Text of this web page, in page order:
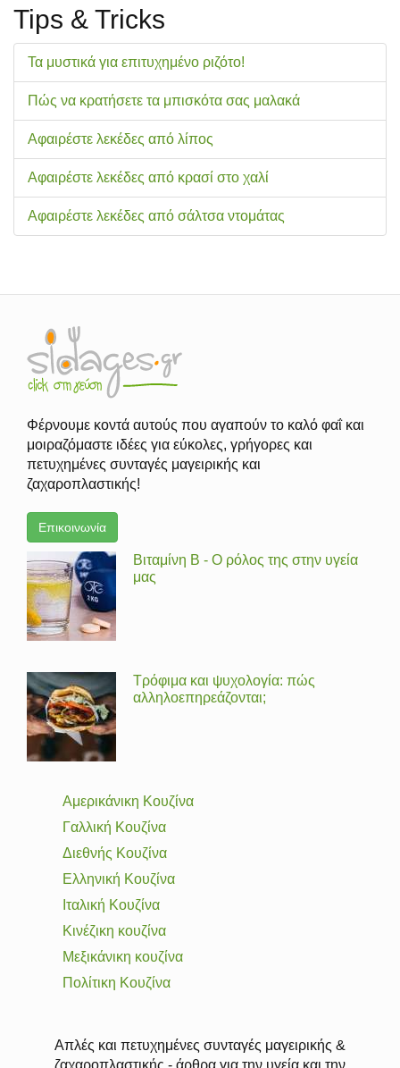
Tips & Tricks
Τα μυστικά για επιτυχημένο ριζότο!
Πώς να κρατήσετε τα μπισκότα σας μαλακά
Αφαιρέστε λεκέδες από λίπος
Αφαιρέστε λεκέδες από κρασί στο χαλί
Αφαιρέστε λεκέδες από σάλτσα ντομάτας
Φέρνουμε κοντά αυτούς που αγαπούν το καλό φαΐ και
μοιραζόμαστε ιδέες για εύκολες, γρήγορες και
πετυχημένες συνταγές μαγειρικής και
ζαχαροπλαστικής!
Επικοινωνία
Βιταμίνη Β - Ο ρόλος της στην υγεία
μας
Τρόφιμα και ψυχολογία: πώς
αλληλοεπηρεάζονται;
Αμερικάνικη Κουζίνα
Γαλλική Κουζίνα
Διεθνής Κουζίνα
Ελληνική Κουζίνα
Ιταλική Κουζίνα
Κινέζικη κουζίνα
Μεξικάνικη κουζίνα
Πολίτικη Κουζίνα
Απλές και πετυχημένες συνταγές μαγειρικής &
ζαχαροπλαστικής - άρθρα για την υγεία και την